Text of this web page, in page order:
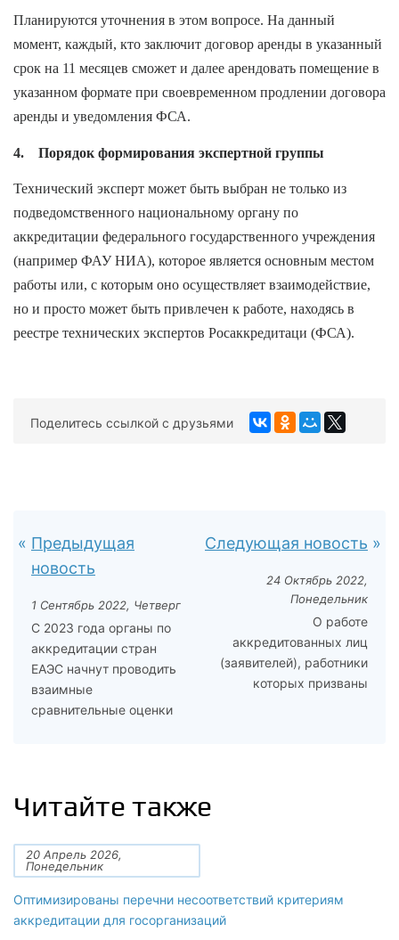
Планируются уточнения в этом вопросе. На данный
момент, каждый, кто заключит договор аренды в указанный
срок на 11 месяцев сможет и далее арендовать помещение в
указанном формате при своевременном продлении договора
аренды и уведомления ФСА.
4. Порядок формирования экспертной группы
Технический эксперт может быть выбран не только из
подведомственного национальному органу по
аккредитации федерального государственного учреждения
(например ФАУ НИА), которое является основным местом
работы или, с которым оно осуществляет взаимодействие,
но и просто может быть привлечен к работе, находясь в
реестре технических экспертов Росаккредитаци (ФСА).
Поделитесь ссылкой с друзьями
Предыдущая
новость
1 Сентябрь 2022, Четверг
С 2023 года органы по
аккредитации стран
ЕАЭС начнут проводить
взаимные
сравнительные оценки
Следующая новость
24 Октябрь 2022,
Понедельник
О работе
аккредитованных лиц
(заявителей), работники
которых призваны
Читайте также
20 Апрель 2026,
Понедельник
Оптимизированы перечни несоответствий критериям
аккредитации для госорганизаций